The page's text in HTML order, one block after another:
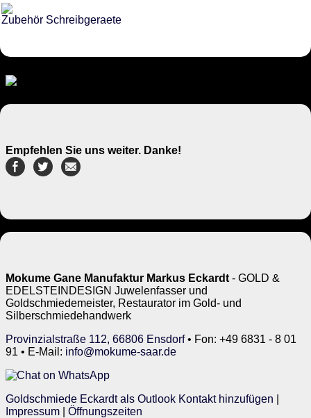
Zubehör Schreibgeraete
Empfehlen Sie uns weiter. Danke!
Mokume Gane Manufaktur Markus Eckardt - GOLD &
EDELSTEINDESIGN Juwelenfasser und
Goldschmiedemeister, Restaurator im Gold- und
Silberschmiedehandwerk
Provinzialstraße 112, 66806 Ensdorf• Fon: +49 6831 - 8 01
91 • E-Mail: info@mokume-saar.de
Goldschmiede Eckardt als Outlook Kontakt hinzufügen
Impressum
Öffnungszeiten